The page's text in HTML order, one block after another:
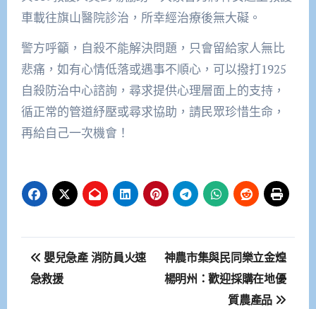
車載往旗山醫院診治，所幸經治療後無大礙。
警方呼籲，自殺不能解決問題，只會留給家人無比
悲痛，如有心情低落或遇事不順心，可以撥打1925
自殺防治中心諮詢，尋求提供心理層面上的支持，
循正常的管道紓壓或尋求協助，請民眾珍惜生命，
再給自己一次機會！
文
章
嬰兒急產 消防員火速
急救援
神農市集與民同樂立金煌
楊明州：歡迎採購在地優
質農產品